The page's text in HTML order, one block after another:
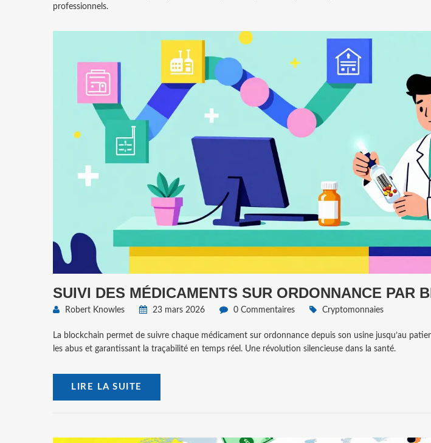
professionnels.
SUIVI DES MÉDICAMENTS SUR ORDONNANCE PAR
Robert Knowles 23 mars 2026 0 Commentaires Cryptomonnaies
La blockchain permet de suivre chaque médicament sur ordonnance depuis son usine jusqu’au
les abus et garantissant la traçabilité en temps réel. Une révolution silencieuse dans la santé.
LIRE LA SUITE